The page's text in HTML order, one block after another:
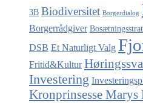
3B Biodiversitet Borgerdialog
Borgerrådgiver
DSB Et Naturligt Valg
Fritid&Kultur
Investering
Kronprinsesse Marys